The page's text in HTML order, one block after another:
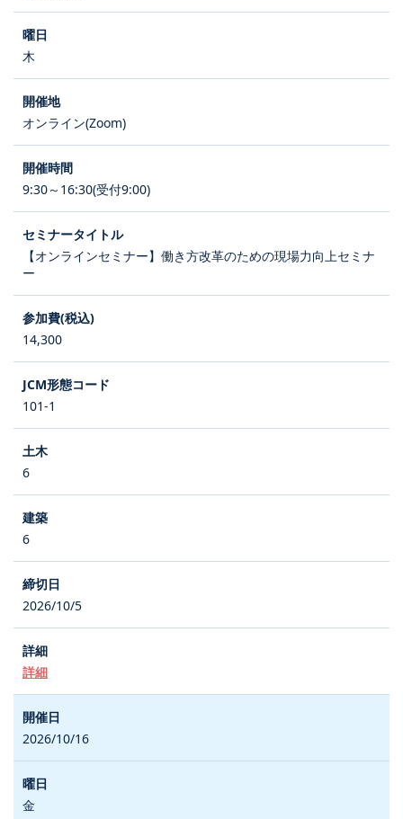
木
オンライン(Zoom)
9:30～16:30(受付9:00)
【オンラインセミナー】働き方改革のための現場力向上セミナ
ー
14,300
101-1
6
6
2026/10/5
詳細
2026/10/16
金